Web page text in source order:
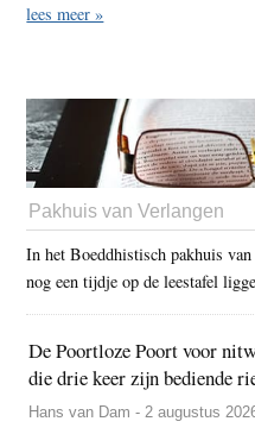
lees meer »
Pakhuis van Verlangen
In het Boeddhistisch pakhuis
nog een tijdje op de leestafel
De Poortloze Poort voor
die drie keer zijn bediende
Hans van Dam - 2 augustus